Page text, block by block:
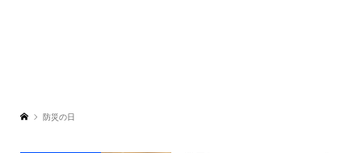
防災の日